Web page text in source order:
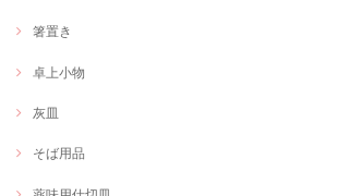
箸置き
卓上小物
灰皿
そば用品